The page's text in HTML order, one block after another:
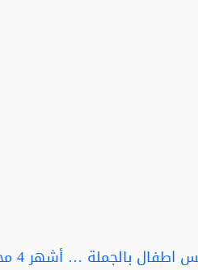
… أشهر 4 محلات توفر لك ما تريده